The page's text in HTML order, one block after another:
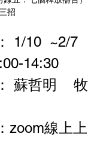
招
1/10  ~2/7
14:30
蘇哲明    牧
zoom線上上